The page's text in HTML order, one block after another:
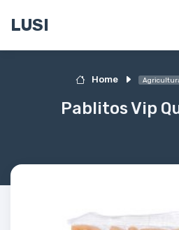
LUSI
Home
Pablitos Vip